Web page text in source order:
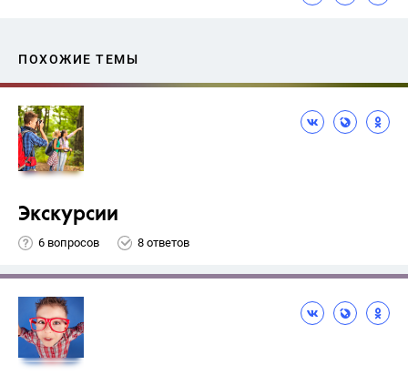
ПОХОЖИЕ ТЕМЫ
Экскурсии
6 вопросов 8 ответов